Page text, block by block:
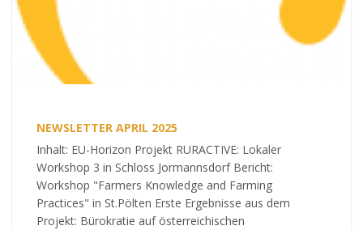
NEWSLETTER APRIL 2025
Inhalt: EU-Horizon Projekt RURACTIVE: Lokaler
Workshop 3 in Schloss Jormannsdorf Bericht:
Workshop "Farmers Knowledge and Farming
Practices" in St.Pölten Erste Ergebnisse aus dem
Projekt: Bürokratie auf österreichischen